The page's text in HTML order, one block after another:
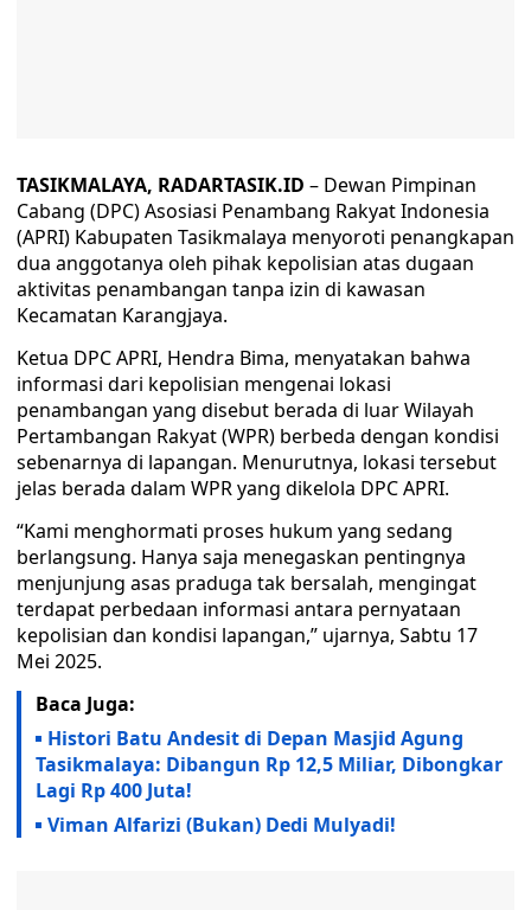
TASIKMALAYA, RADARTASIK.ID – Dewan Pimpinan
Cabang (DPC) Asosiasi Penambang Rakyat Indonesia
(APRI) Kabupaten Tasikmalaya menyoroti penangkapan
dua anggotanya oleh pihak kepolisian atas dugaan
aktivitas penambangan tanpa izin di kawasan
Kecamatan Karangjaya.
Ketua DPC APRI, Hendra Bima, menyatakan bahwa
informasi dari kepolisian mengenai lokasi
penambangan yang disebut berada di luar Wilayah
Pertambangan Rakyat (WPR) berbeda dengan kondisi
sebenarnya di lapangan. Menurutnya, lokasi tersebut
jelas berada dalam WPR yang dikelola DPC APRI.
“Kami menghormati proses hukum yang sedang
berlangsung. Hanya saja menegaskan pentingnya
menjunjung asas praduga tak bersalah, mengingat
terdapat perbedaan informasi antara pernyataan
kepolisian dan kondisi lapangan,” ujarnya, Sabtu 17
Mei 2025.
Baca Juga:
Histori Batu Andesit di Depan Masjid Agung
Tasikmalaya: Dibangun Rp 12,5 Miliar, Dibongkar
Lagi Rp 400 Juta!
Viman Alfarizi (Bukan) Dedi Mulyadi!